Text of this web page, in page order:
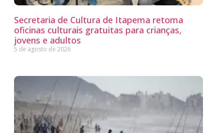
Secretaria de Cultura de Itapema retoma
oficinas culturais gratuitas para crianças,
jovens e adultos
5 de agosto de 2026